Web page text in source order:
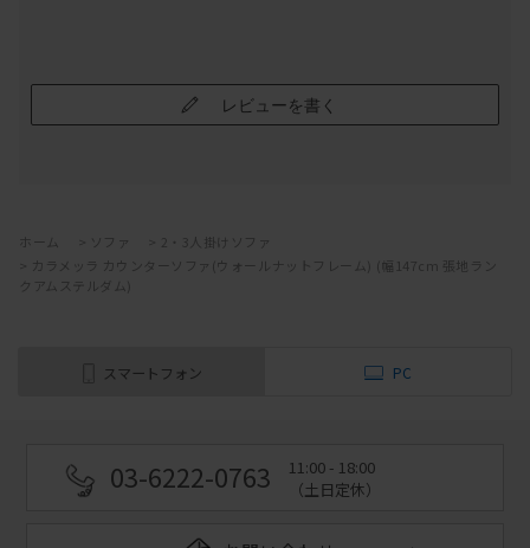
レビューを書く
ホーム ソファ
2・3人掛けソファ
カラメッラ カウンターソファ(ウォールナットフレーム) (幅147cm 張地ラン
クアムステルダム)
スマートフォン PC
03-6222-0763
11:00 - 18:00
（土日定休）